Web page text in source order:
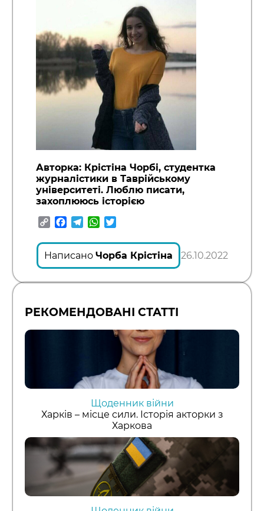
Авторка: Крістіна Чорбі, студентка
журналістики в Таврійському
університеті. Люблю писати,
захоплююсь історією
CopyFacebook
TelegramWhatsApp
Написано Чорба Крістіна 26.10.2022
РЕКОМЕНДОВАНІ СТАТТІ
Щоденник війни
Харків – місце сили. Історія акторки з
Харкова